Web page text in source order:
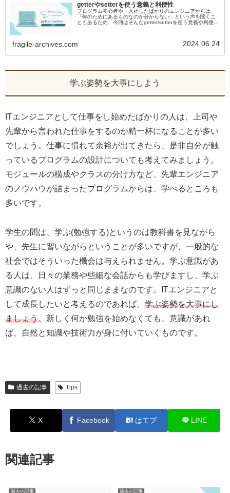
getterやsetterを使う意義と利便性
プログラム初心者や、入社したばかりのエンジニアからは、
「何のためにあるものなのか分からない」という声を聞くこ
ともあるため、今回はそんなgetter/setterを使う意義や利便性
fragile-archives.com 2024.06.24
学ぶ姿勢を大事にしよう
ITエンジニアとして仕事をし始めたばかりの人は、上司や
先輩から言われた仕事をするのが精一杯になることが多い
でしょう。仕事に慣れて余裕が出てきたら、是非自分が触
っているプログラムの設計についても考えてみましょう。
モジュールの構成やクラスの分け方など、先輩エンジニア
のノウハウが詰まったプログラムからは、学べるところも
多いです。
学生の間は、学ぶ(勉強する)というのは教科書を見ながら
や、先生に習いながらということが多いですが、一般的な
社会ではそういった機会は与えられません。学ぶ意識があ
る人は、日々の業務や些細な会話からも学びますし、学ぶ
意識のない人はずっと同じままなのです。ITエンジニアと
して成長したいと考えるのであれば、 学ぶ姿勢を大事にし
ましょう。新しく何か勉強を始めなくても、意識があれ
ば、自然と知識や技術力が身に付いていくものです。
過去の記事 Tips
X Facebook はてブ LINE
関連記事
過去の記事 過去の記事